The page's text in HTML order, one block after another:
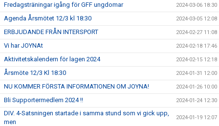
Fredagsträningar igång för GFF ungdomar 2024-03-06 18:30
Agenda Årsmötet 12/3 kl 18:30 2024-03-05 12:08
ERBJUDANDE FRÅN INTERSPORT 2024-02-27 11:08
Vi har JOYNAt 2024-02-18 17:46
Aktivitetskalendern för lagen 2024 2024-02-15 12:18
Årsmöte 12/3 Kl 18:30 2024-01-31 12:00
NU KOMMER FÖRSTA INFORMATIONEN OM JOYNA! 2024-01-26 10:00
Bli Supportermedlem 2024 !! 2024-01-24 12:30
DIV. 4-Satsningen startade i samma stund som vi gick upp,
men
2024-01-19 12:07